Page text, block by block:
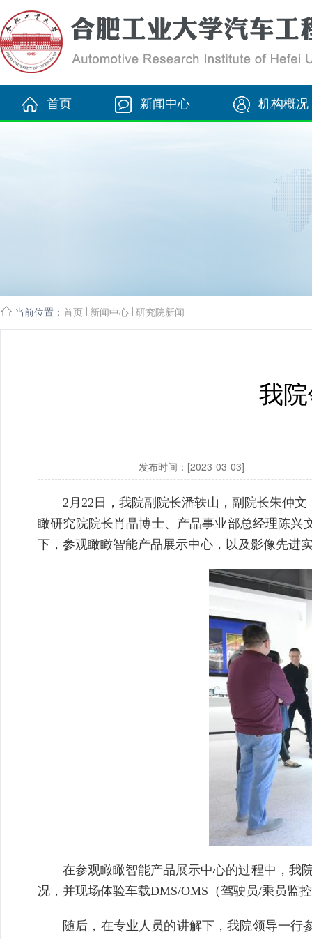
首页 新闻中心 机构概况
当前位置： 首页 新闻中心 研究院新闻
我
发布时间：[2023-03-03]
2月22日，我院副院长潘轶山，副院长朱仲
瞰研究院院长肖晶博士、产品事业部总经理陈
下，参观瞰瞰智能产品展示中心，以及影像先进
在参观瞰瞰智能产品展示中心的过程中，我
况，并现场体验车载DMS/OMS（驾驶员/乘员监
随后，在专业人员的讲解下，我院领导一